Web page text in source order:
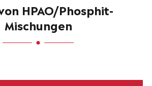
HPAO/Phosphit-
Mischungen